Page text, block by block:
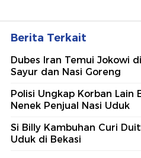
Berita Terkait
Dubes Iran Temui Jokowi
Sayur dan Nasi Goreng
Polisi Ungkap Korban Lain
Nenek Penjual Nasi Uduk
⁠Si Billy Kambuhan Curi
Uduk di Bekasi